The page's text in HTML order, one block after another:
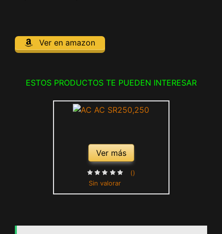
Ver en amazon
ESTOS PRODUCTOS TE PUEDEN INTERESAR
Ver más
Sin valorar
()